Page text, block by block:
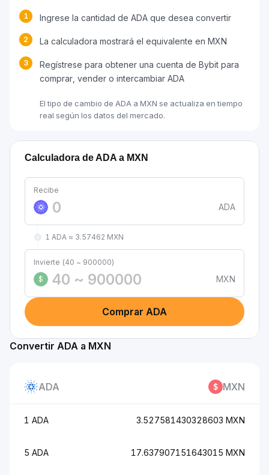
1 Ingrese la cantidad de ADA que desea convertir
2 La calculadora mostrará el equivalente en MXN
3
Regístrese para obtener una cuenta de Bybit para
comprar, vender o intercambiar ADA
El tipo de cambio de ADA a MXN se actualiza en tiempo
real según los datos del mercado.
Calculadora de ADA a MXN
Recibe
ADA
1 ADA ≈ 3.57462 MXN
Invierte (40 ~ 900000)
$
MXN
Comprar ADA
Convertir ADA a MXN
ADA MXN
1 ADA 3.527581430328603 MXN
5 ADA 17.637907151643015 MXN